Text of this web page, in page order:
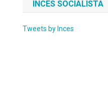
INCES SOCIALISTA
Tweets by Inces